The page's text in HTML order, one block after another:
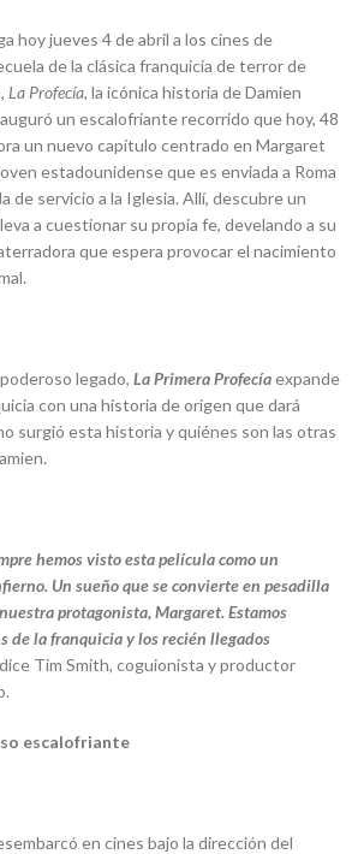
hoy jueves 4 de abril a los cines de
de la clásica franquicia de terror de
La Profecía, la icónica historia de Damien
un escalofriante recorrido que hoy, 48
un nuevo capítulo centrado en Margaret
estadounidense que es enviada a Roma
de servicio a la Iglesia. Allí, descubre un
a cuestionar su propia fe, develando a su
que espera provocar el nacimiento
legado, La Primera Profecíaexpande
con una historia de origen que dará
surgió esta historia y quiénes son las otras
hemos visto esta película como un
Un sueño que se convierte en pesadilla
protagonista, Margaret. Estamos
de la franquicia y los recién llegados
Tim Smith, coguionista y productor
escalofriante
en cines bajo la dirección del